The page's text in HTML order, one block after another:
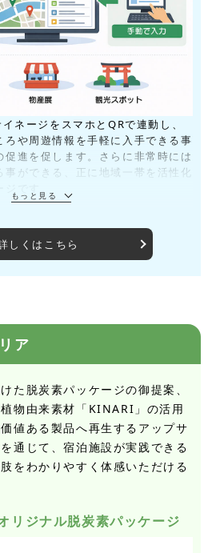
ネージをスマホとQRで連動し、
ろや周遊情報を手軽に入手できる事
促進を促します。さらに非常時には
事ができる、正に地域一帯を活性化
しくはこちら
ア
た脱炭素パッケージの御提案、
物由来素材「KINARI」の活用
値ある製品へ再生するアップサ
通じて、宿泊施設が実践できる
をわかりやすく体感いただける
リジナル脱炭素パッケージ